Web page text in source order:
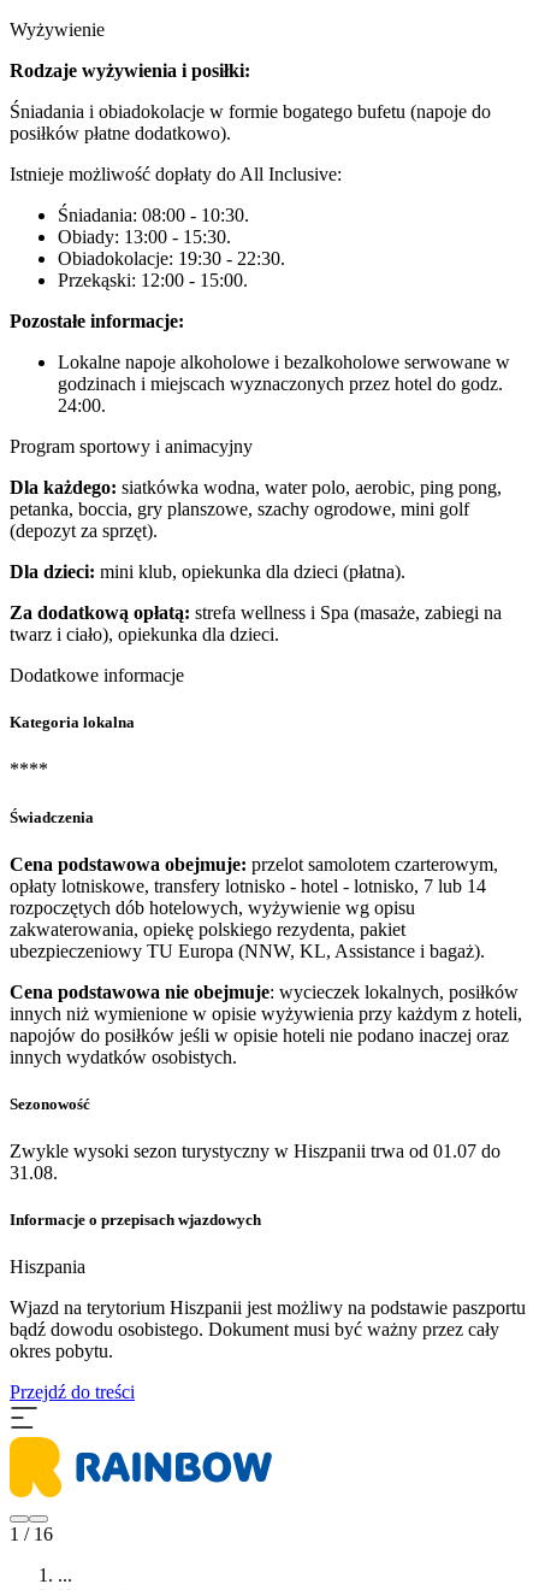
Wyżywienie
Rodzaje wyżywienia i posiłki:
Śniadania i obiadokolacje w formie bogatego bufetu (napoje do
posiłków płatne dodatkowo).
Istnieje możliwość dopłaty do All Inclusive:
Śniadania: 08:00 - 10:30.
Obiady: 13:00 - 15:30.
Obiadokolacje: 19:30 - 22:30.
Przekąski: 12:00 - 15:00.
Pozostałe informacje:
Lokalne napoje alkoholowe i bezalkoholowe serwowane w
godzinach i miejscach wyznaczonych przez hotel do godz.
24:00.
Program sportowy i animacyjny
Dla każdego: siatkówka wodna, water polo, aerobic, ping pong,
petanka, boccia, gry planszowe, szachy ogrodowe, mini golf
(depozyt za sprzęt).
Dla dzieci: mini klub, opiekunka dla dzieci (płatna).
Za dodatkową opłatą: strefa wellness i Spa (masaże, zabiegi na
twarz i ciało), opiekunka dla dzieci.
Dodatkowe informacje
Kategoria lokalna
****
Świadczenia
Cena podstawowa obejmuje: przelot samolotem czarterowym,
opłaty lotniskowe, transfery lotnisko - hotel - lotnisko, 7 lub 14
rozpoczętych dób hotelowych, wyżywienie wg opisu
zakwaterowania, opiekę polskiego rezydenta, pakiet
ubezpieczeniowy TU Europa (NNW, KL, Assistance i bagaż).
Cena podstawowa nie obejmuje: wycieczek lokalnych, posiłków
innych niż wymienione w opisie wyżywienia przy każdym z hoteli,
napojów do posiłków jeśli w opisie hoteli nie podano inaczej oraz
innych wydatków osobistych.
Sezonowość
Zwykle wysoki sezon turystyczny w Hiszpanii trwa od 01.07 do
31.08.
Informacje o przepisach wjazdowych
Hiszpania
​Wjazd na terytorium Hiszpanii jest możliwy na podstawie paszportu
bądź dowodu osobistego. Dokument musi być ważny przez cały
okres pobytu.
Przejdź do treści
1 / 16
...